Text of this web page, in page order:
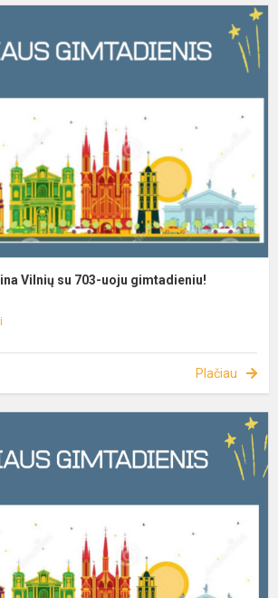
Vilnių su 703-uoju gimtadieniu!
Plačiau